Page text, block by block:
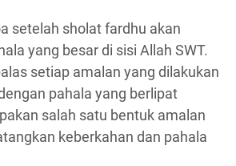
setelah sholat fardhu akan
yang besar di sisi Allah SWT.
setiap amalan yang dilakukan
pahala yang berlipat
salah satu bentuk amalan
keberkahan dan pahala